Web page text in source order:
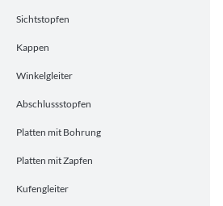
Sichtstopfen
Kappen
Winkelgleiter
Abschlussstopfen
Platten mit Bohrung
Platten mit Zapfen
Kufengleiter